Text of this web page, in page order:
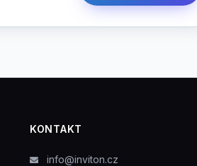
KONTAKT
info@inviton.cz